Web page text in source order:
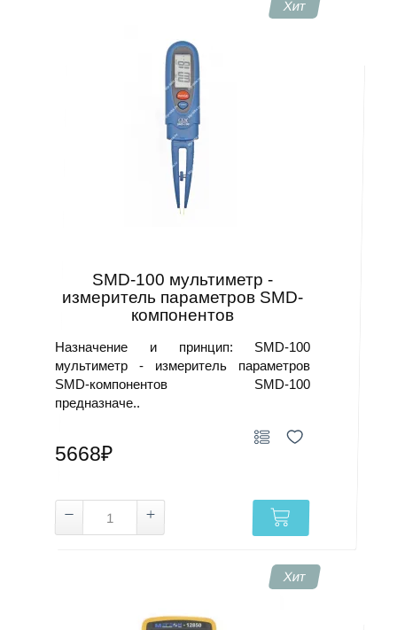
Хит
SMD-100 мультиметр -
измеритель параметров SMD-
компонентов
Назначение и принцип: SMD-100
мультиметр - измеритель параметров
SMD-компонентов SMD-100
предназначе..
5668₽
Хит